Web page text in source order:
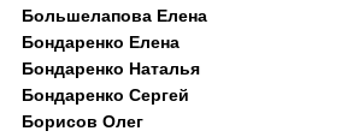
Большелапова Елена
Бондаренко Елена
Бондаренко Наталья
Бондаренко Сергей
Борисов Олег